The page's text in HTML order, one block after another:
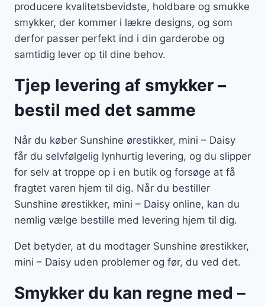
producere kvalitetsbevidste, holdbare og smukke
smykker, der kommer i lækre designs, og som
derfor passer perfekt ind i din garderobe og
samtidig lever op til dine behov.
Tjep levering af smykker –
bestil med det samme
Når du køber Sunshine ørestikker, mini – Daisy
får du selvfølgelig lynhurtig levering, og du slipper
for selv at troppe op i en butik og forsøge at få
fragtet varen hjem til dig. Når du bestiller
Sunshine ørestikker, mini – Daisy online, kan du
nemlig vælge bestille med levering hjem til dig.
Det betyder, at du modtager Sunshine ørestikker,
mini – Daisy uden problemer og før, du ved det.
Smykker du kan regne med –